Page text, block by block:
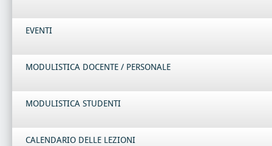
EVENTI
MODULISTICA DOCENTE / PERSONALE
MODULISTICA STUDENTI
CALENDARIO DELLE LEZIONI